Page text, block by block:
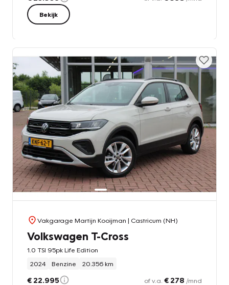
Bekijk
Vakgarage Martijn Kooijman | Castricum (NH)
Volkswagen T-Cross
1.0 TSI 95pk Life Edition
2024
Benzine 20.356 km
€ 22.995 of v.a. € 278 /mnd